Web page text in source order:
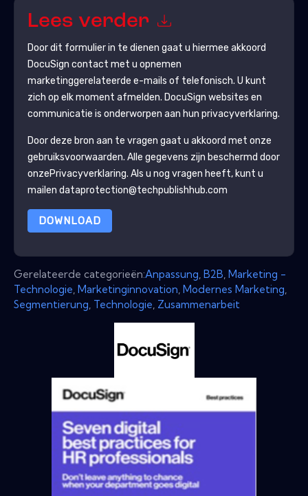
Lees verder
Door dit formulier in te dienen gaat u hiermee akkoord
DocuSign contact met u opnemen
marketinggerelateerde e-mails of telefonisch. U kunt
zich op elk moment afmelden. DocuSign websites en
communicatie is onderworpen aan hun privacyverklaring.
Door deze bron aan te vragen gaat u akkoord met onze
gebruiksvoorwaarden. Alle gegevens zijn beschermd door
onzePrivacyverklaring. Als u nog vragen heeft, kunt u
mailen dataprotection@techpublishhub.com
DOWNLOAD
Gerelateerde categorieën:Anpassung B2B Marketing -
Technologie Marketinginnovation Modernes Marketing
Segmentierung Technologie Zusammenarbeit